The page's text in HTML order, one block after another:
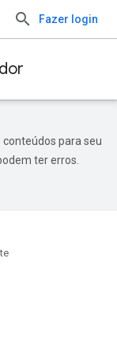
Fazer login
conteúdos para seu
ter erros.